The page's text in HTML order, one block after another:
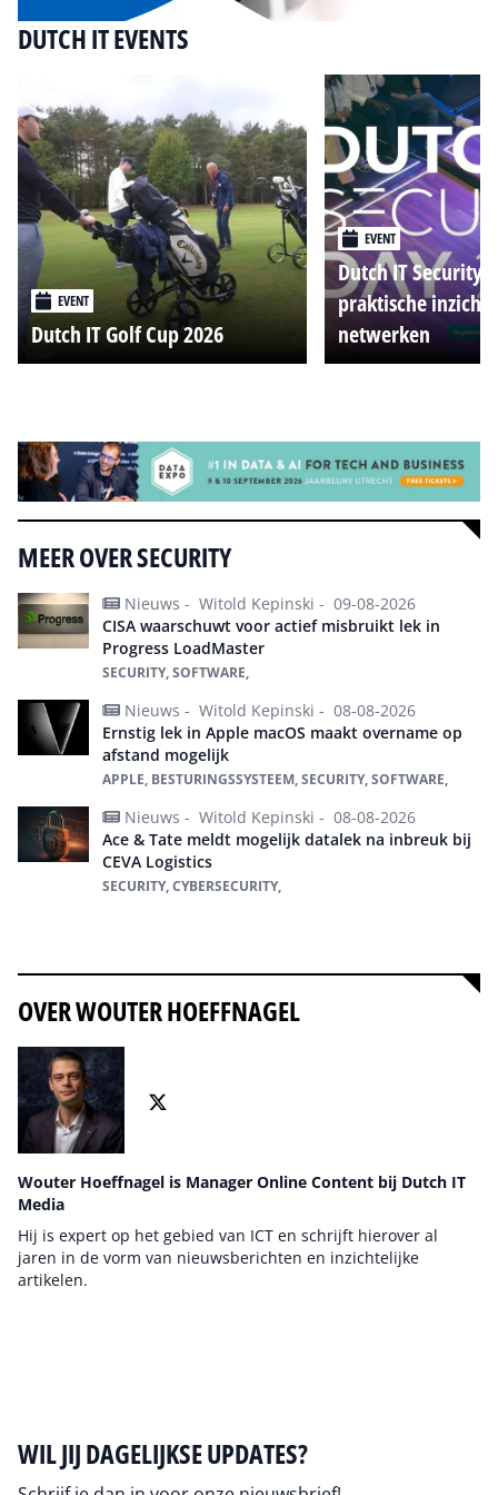
DUTCH IT EVENTS
EVENT
Dutch IT Golf Cup 2026
EVENT
Dutch IT Security
praktische
netwerken
MEER OVER SECURITY
Nieuws - Witold Kepinski - 09-08-2026
CISA waarschuwt voor actief misbruikt lek in
Progress LoadMaster
SECURITY, SOFTWARE,
Nieuws - Witold Kepinski - 08-08-2026
Ernstig lek in Apple macOS maakt overname op
afstand mogelijk
APPLE, BESTURINGSSYSTEEM, SECURITY, SOFTWARE,
Nieuws - Witold Kepinski - 08-08-2026
Ace & Tate meldt mogelijk datalek na inbreuk bij
CEVA Logistics
SECURITY, CYBERSECURITY,
OVER WOUTER HOEFFNAGEL
Wouter Hoeffnagel is Manager Online Content bij Dutch IT
Media
Hij is expert op het gebied van ICT en schrijft hierover al
jaren in de vorm van nieuwsberichten en inzichtelijke
artikelen.
WIL JIJ DAGELIJKSE UPDATES?